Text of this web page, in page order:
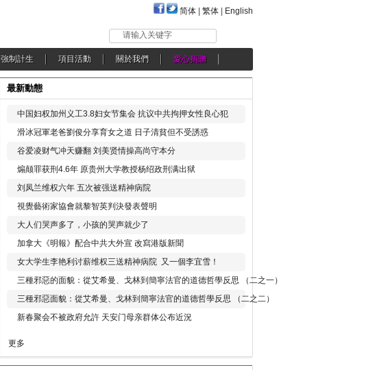
简体 繁体 English
请输入关键字
強制計生 項目活動 關於我們 愛心捐贈
最新動態
中国妇权加州义工3.8妇女节集会 抗议中共拘押女性良心犯
滑冰冠軍老爸劉俊分享育女之道 日子清貧但不受誘惑
谷爱凌财气冲天赚翻 刘美贤情操高尚守本分
煽颠罪获刑4.6年 原贵州大学教授杨绍政刑满出狱
刘凤兰维权六年 五次被强送精神病院
視覺藝術家協會就黎智英判決發表聲明
大人们哭声多了，小孩的哭声就少了
加拿大《明報》配合中共大外宣 改寫港版新聞
女大学生李艳利讨薪维权三送精神病院 又一個李宜雪！
三種邪惡的面貌：從艾希曼、戈林到簡寧法官的道德哲學反思 （二之一）
三種邪惡面貌：從艾希曼、戈林到簡寧法官的道德哲學反思 （二之二）
新春聚会不被政府允許 天安门母亲群体公布近況
更多